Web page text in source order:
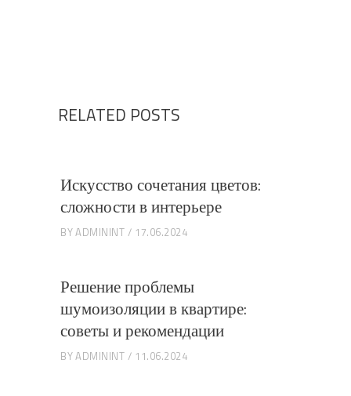
RELATED POSTS
Искусство сочетания цветов:
сложности в интерьере
BYADMININT 17.06.2024
Решение проблемы
шумоизоляции в квартире:
советы и рекомендации
BYADMININT 11.06.2024